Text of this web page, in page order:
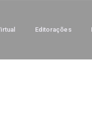
Editorações